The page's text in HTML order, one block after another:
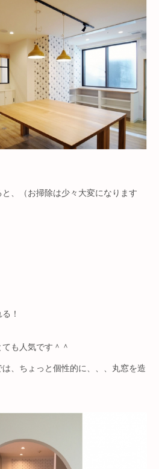
、（お掃除は少々大変になります
！
も人気です＾＾
、ちょっと個性的に、、、丸窓を造